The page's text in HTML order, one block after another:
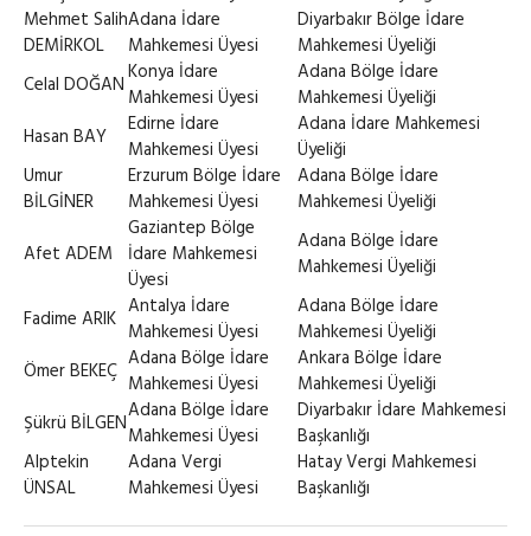
Mehmet Salih
DEMİRKOL
Adana İdare
Mahkemesi Üyesi
Diyarbakır Bölge İdare
Mahkemesi Üyeliği
Celal DOĞANKonya İdare
Mahkemesi Üyesi
Adana Bölge İdare
Mahkemesi Üyeliği
Hasan BAY
Edirne İdare
Mahkemesi Üyesi
Adana İdare Mahkemesi
Üyeliği
Umur
BİLGİNER
Erzurum Bölge İdare
Mahkemesi Üyesi
Adana Bölge İdare
Mahkemesi Üyeliği
Afet ADEM
Gaziantep Bölge
İdare Mahkemesi
Üyesi
Adana Bölge İdare
Mahkemesi Üyeliği
Fadime ARIK Antalya İdare
Mahkemesi Üyesi
Adana Bölge İdare
Mahkemesi Üyeliği
Ömer BEKEÇ Adana Bölge İdare
Mahkemesi Üyesi
Ankara Bölge İdare
Mahkemesi Üyeliği
Şükrü BİLGENAdana Bölge İdare
Mahkemesi Üyesi
Diyarbakır İdare Mahkemesi
Başkanlığı
Alptekin
ÜNSAL
Adana Vergi
Mahkemesi Üyesi
Hatay Vergi Mahkemesi
Başkanlığı